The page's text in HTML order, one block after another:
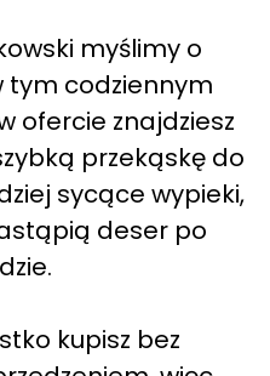
myślimy o
tym codziennym
ofercie znajdziesz
przekąskę do
sycące wypieki,
deser po
kupisz bez